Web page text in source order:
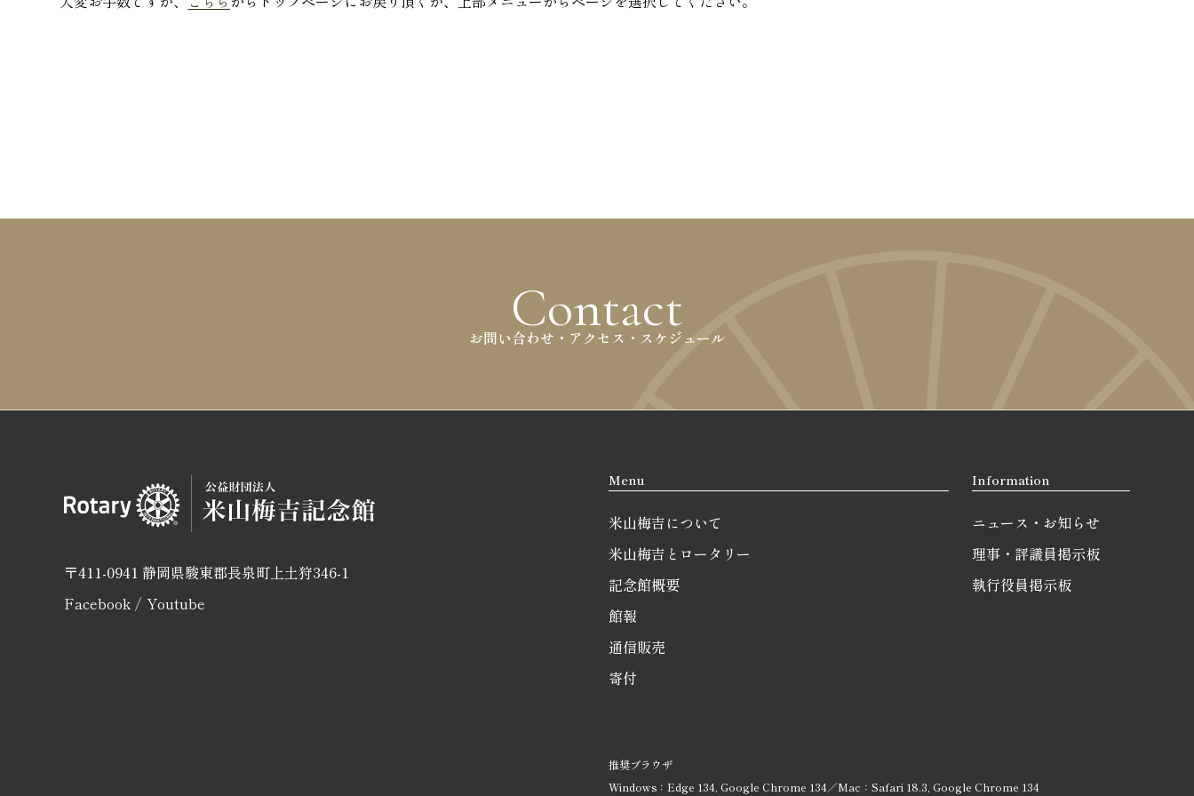
Contact
お問い合わせ・アクセス・スケジュール
〒411-0941 静岡県駿東郡長泉町上土狩346-1
Facebook
Youtube
Menu
米山梅吉について
米山梅吉とロータリー
記念館概要
館報
通信販売
寄付
Information
ニュース・お知らせ
理事・評議員掲示板
執行役員掲示板
推奨ブラウザ
Windows：Edge 134, Google Chrome 134／Mac：Safari 18.3, Google Chrome 134